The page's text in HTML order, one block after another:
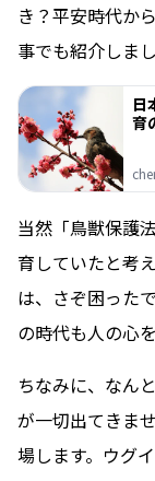
き？平安時代か
事でも紹介しまし
日
育
当然「鳥獣保護
育していたと考
は、さぞ困った
の時代も人の心
ちなみに、なん
が一切出てきま
場します。ウグ